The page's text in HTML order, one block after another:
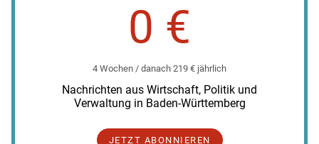
0 €
4 Wochen / danach 219 € jährlich
Nachrichten aus Wirtschaft, Politik und
Verwaltung in Baden-Württemberg
JETZT ABONNIEREN